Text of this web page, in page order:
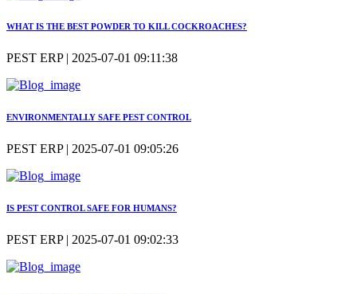
WHAT IS THE BEST POWDER TO KILL COCKROACHES?
PEST ERP | 2025-07-01 09:11:38
ENVIRONMENTALLY SAFE PEST CONTROL
PEST ERP | 2025-07-01 09:05:26
IS PEST CONTROL SAFE FOR HUMANS?
PEST ERP | 2025-07-01 09:02:33